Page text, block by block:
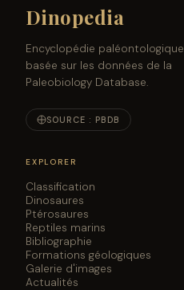
Dinopedia
Encyclopédie paléontologique
basée sur les données de la
Paleobiology Database.
SOURCE : PBDB
EXPLORER
Classification
Dinosaures
Ptérosaures
Reptiles marins
Bibliographie
Formations géologiques
Galerie d'images
Actualités